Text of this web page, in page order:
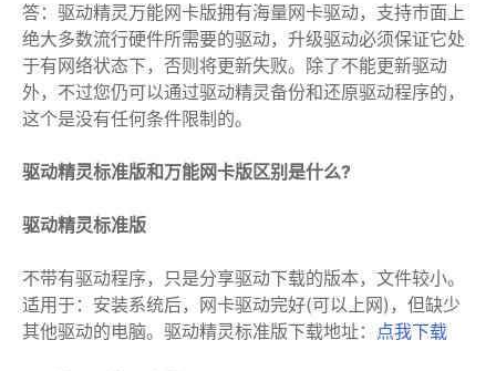
答：驱动精灵万能网卡版拥有海量网卡驱动，支持市面上
绝大多数流行硬件所需要的驱动，升级驱动必须保证它处
于有网络状态下，否则将更新失败。除了不能更新驱动
外，不过您仍可以通过驱动精灵备份和还原驱动程序的，
这个是没有任何条件限制的。
驱动精灵标准版和万能网卡版区别是什么?
驱动精灵标准版
不带有驱动程序，只是分享驱动下载的版本，文件较小。
适用于：安装系统后，网卡驱动完好(可以上网)，但缺少
其他驱动的电脑。驱动精灵标准版下载地址： 点我下载